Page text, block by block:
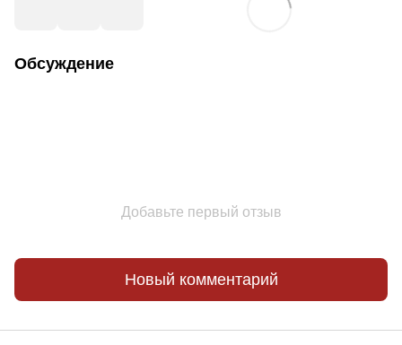
Обсуждение
Добавьте первый отзыв
Новый комментарий